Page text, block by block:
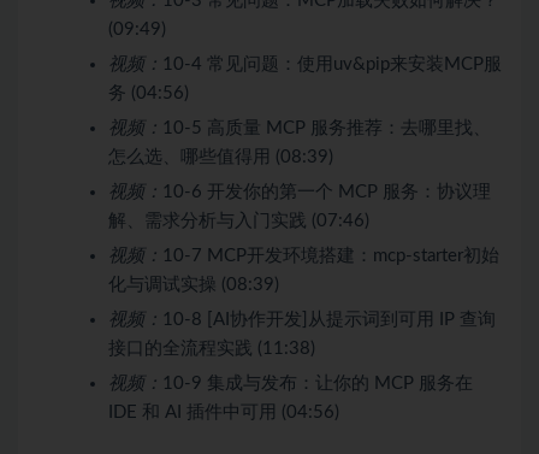
(09:49)
视频： 10-4 常见问题：使用uv&pip来安装MCP服
务 (04:56)
视频： 10-5 高质量 MCP 服务推荐：去哪里找、
怎么选、哪些值得用 (08:39)
视频： 10-6 开发你的第一个 MCP 服务：协议理
解、需求分析与入门实践 (07:46)
视频： 10-7 MCP开发环境搭建：mcp-starter初始
化与调试实操 (08:39)
视频： 10-8 [AI协作开发]从提示词到可用 IP 查询
接口的全流程实践 (11:38)
视频： 10-9 集成与发布：让你的 MCP 服务在
IDE 和 AI 插件中可用 (04:56)